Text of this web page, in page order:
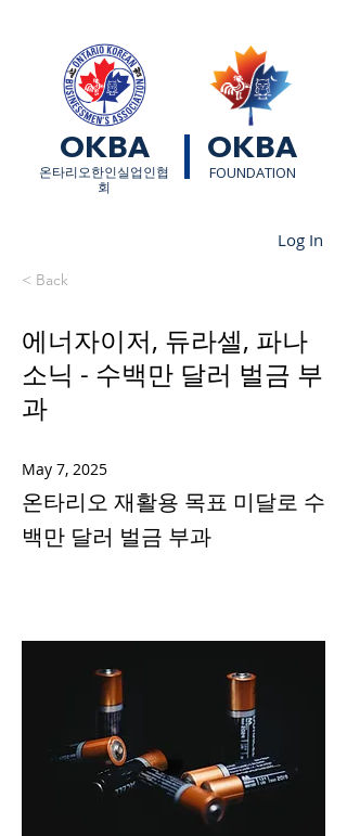
OKBA OKBA
​온타리오한인실업인협
회
FOUNDATION
Log In
< Back
에너자이저, 듀라셀, 파나
소닉 - 수백만 달러 벌금 부
과
May 7, 2025
온타리오 재활용 목표 미달로 수
백만 달러 벌금 부과